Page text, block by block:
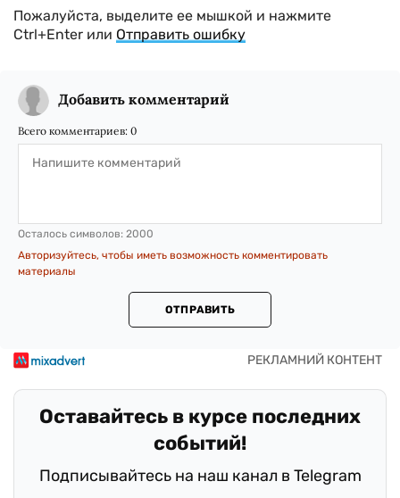
Пожалуйста, выделите ее мышкой и нажмите
Ctrl+Enter или Отправить ошибку
Добавить комментарий
Всего комментариев: 0
Осталось символов: 2000
Авторизуйтесь, чтобы иметь возможность комментировать
материалы
ОТПРАВИТЬ
Оставайтесь в курсе последних
событий!
Подписывайтесь на наш канал в Telegram